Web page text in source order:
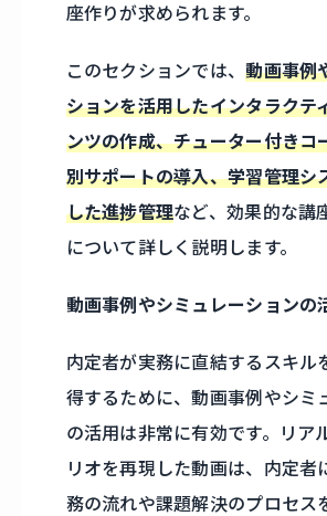
座作りが求められます。
このセクションでは、動画事例
ションを活用したインタラクテ
ンツの作成、チューター付きコ
別サポートの導入、学習管理シ
した進捗管理など、効果的な講
について詳しく説明します。
動画事例やシミュレーションの
内定者が実務に直結するスキル
得するために、動画事例やシミ
の活用は非常に有効です。リア
リオを再現した動画は、内定者
務の流れや課題解決のプロセス